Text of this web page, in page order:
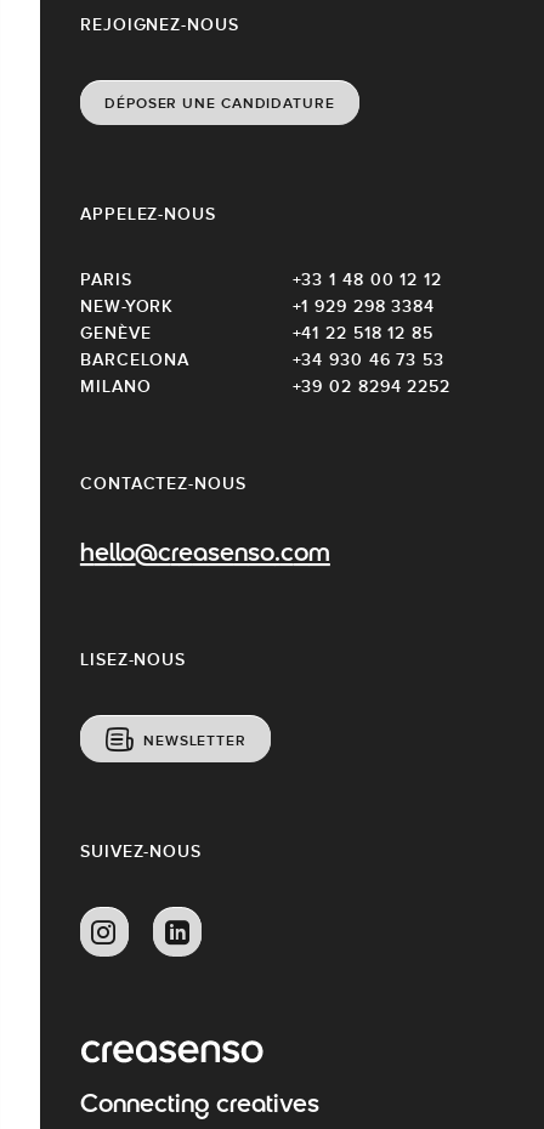
CONTACTEZ-NOUS
hello@creasenso.com
REJOIGNEZ-NOUS
DÉPOSER UNE CANDIDATURE
LISEZ-NOUS
NEWSLETTER
APPELEZ-NOUS
PARIS
+33 1 48 00 12 12
NEW-YORK
+1 929 298 3384
GENÈVE
+41 22 518 12 85
BARCELONA
+34 930 46 73 53
MILANO
+39 02 8294 2252
SUIVEZ-NOUS
Connecting creatives